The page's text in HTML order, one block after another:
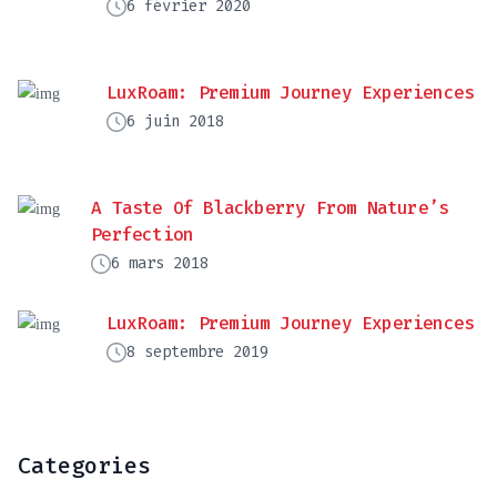
6 février 2020
LuxRoam: Premium Journey Experiences
6 juin 2018
A Taste Of Blackberry From Nature’s
Perfection
6 mars 2018
LuxRoam: Premium Journey Experiences
8 septembre 2019
Categories